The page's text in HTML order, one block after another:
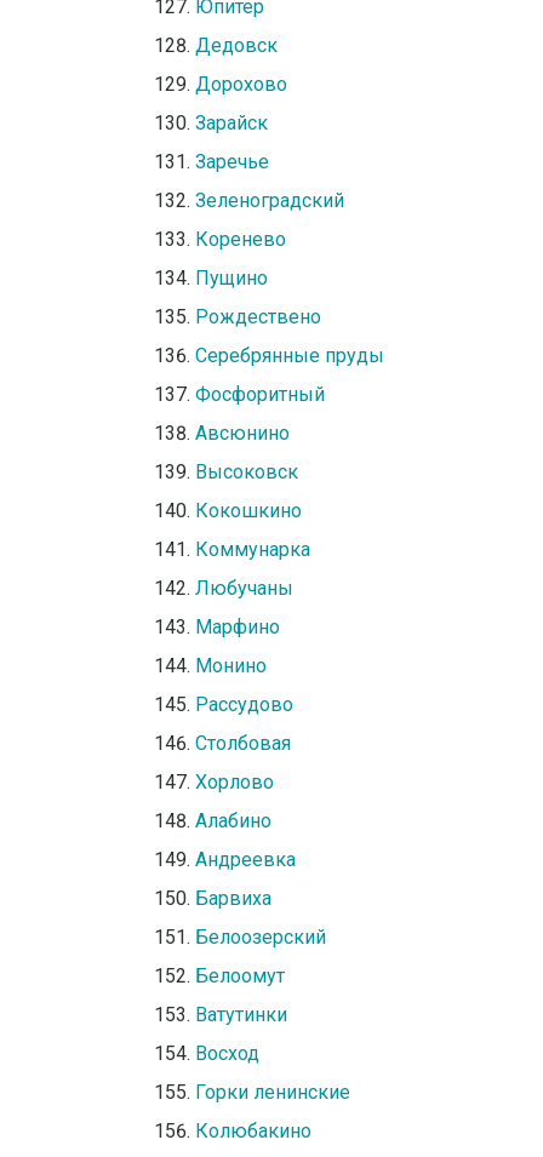
Юпитер
Дедовск
Дорохово
Зарайск
Заречье
Зеленоградский
Коренево
Пущино
Рождествено
Серебрянные пруды
Фосфоритный
Авсюнино
Высоковск
Кокошкино
Коммунарка
Любучаны
Марфино
Монино
Рассудово
Столбовая
Хорлово
Алабино
Андреевка
Барвиха
Белоозерский
Белоомут
Ватутинки
Восход
Горки ленинские
Колюбакино